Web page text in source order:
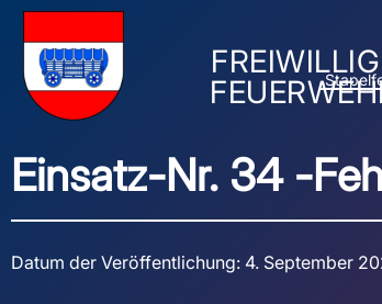
Einsatz-Nr. 34 -
Datum der Veröffentlichung: 4. September